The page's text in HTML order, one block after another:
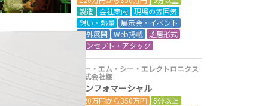
製造 会社案内 現場の雰囲気
想い・熱量
展示会・イベント
海外展開
Web掲載 芝居形式
コンセプト・アタック
ユー・エム・シー・エレクトロニクス
株式会社様
インフォマーシャル
120万円から350万円 5分以上